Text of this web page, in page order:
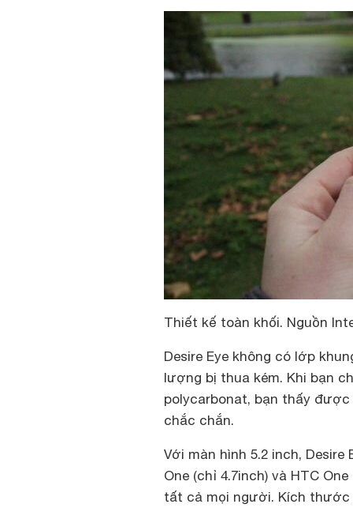
Thiết kế toàn khối. Nguồn
Desire Eye không có lớp
lượng bị thua kém. Khi bạn
polycarbonat, bạn thấy
chắc chắn.
Với màn hình 5.2 inch,
One (chỉ 4.7inch) và HTC
tất cả mọi người. Kích thước